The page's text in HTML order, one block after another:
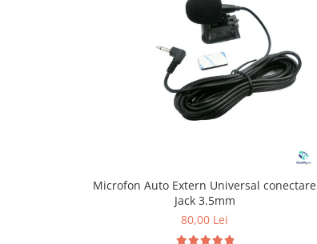
Microfon Auto Extern Universal conectare
Jack 3.5mm
80,00 Lei